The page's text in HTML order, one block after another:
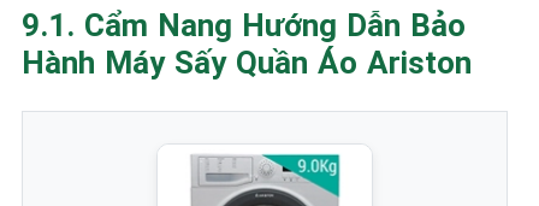
9.1. Cẩm Nang Hướng Dẫn Bảo
Hành Máy Sấy Quần Áo Ariston